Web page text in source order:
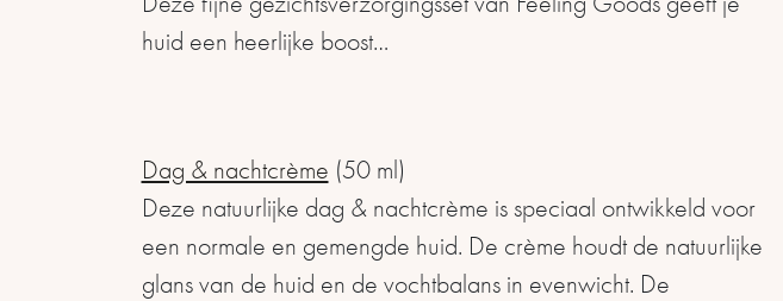
huid een heerlijke boost…
Dag & nachtcrème (50 ml)
Deze natuurlijke dag & nachtcrème is speciaal ontwikkeld voor
een normale en gemengde huid. De crème houdt de natuurlijke
glans van de huid en de vochtbalans in evenwicht. De